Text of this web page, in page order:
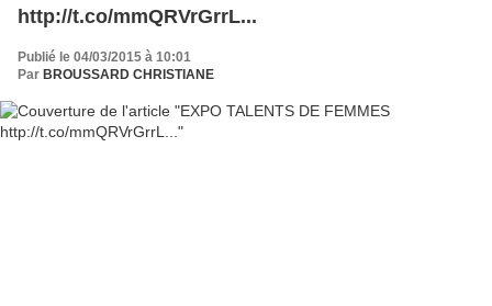
http://t.co/mmQRVrGrrL...
Publié le 04/03/2015 à 10:01
Par BROUSSARD CHRISTIANE